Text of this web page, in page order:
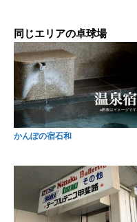
同じエリアの卓球場
かんぽの宿石和